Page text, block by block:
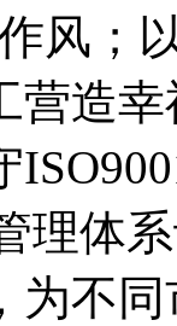
风；
营造
理体
为不